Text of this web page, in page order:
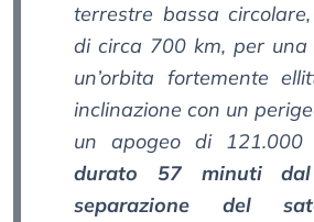
terrestre bassa
di circa 700 km, per una
un’orbita fortemente
inclinazione con un
un apogeo di
durato 57 minuti
separazione del